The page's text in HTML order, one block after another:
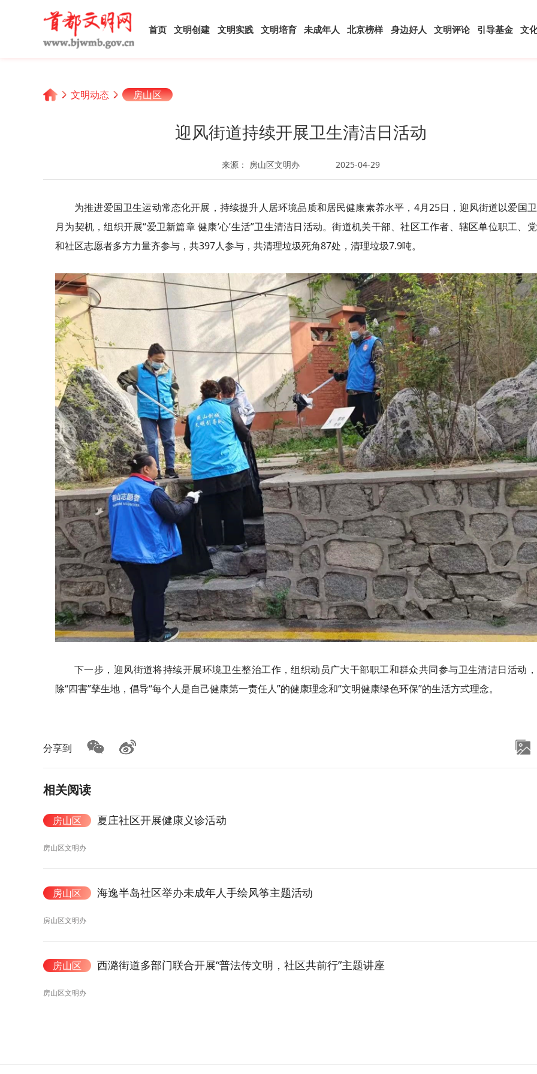
首页 文明创建 文明实践 文明培育 未成年人 北京榜样 身边好人 文明评论 引导基金 文
文明动态 房山区
迎风街道持续开展卫生清洁日活动
来源： 房山区文明办 2025-04-29
为推进爱国卫生运动常态化开展，持续提升人居环境品质和居民健康素养水平，4月25日，迎风街道以爱国
月为契机，组织开展“爱卫新篇章 健康‘心’生活”卫生清洁日活动。街道机关干部、社区工作者、辖区单位职工、
和社区志愿者多方力量齐参与，共397人参与，共清理垃圾死角87处，清理垃圾7.9吨。
下一步，迎风街道将持续开展环境卫生整治工作，组织动员广大干部职工和群众共同参与卫生清洁日活动
除“四害”孳生地，倡导“每个人是自己健康第一责任人”的健康理念和“文明健康绿色环保”的生活方式理念。
分享到
相关阅读
房山区 夏庄社区开展健康义诊活动
房山区文明办
房山区 海逸半岛社区举办未成年人手绘风筝主题活动
房山区文明办
房山区 西潞街道多部门联合开展“普法传文明，社区共前行”主题讲座
房山区文明办